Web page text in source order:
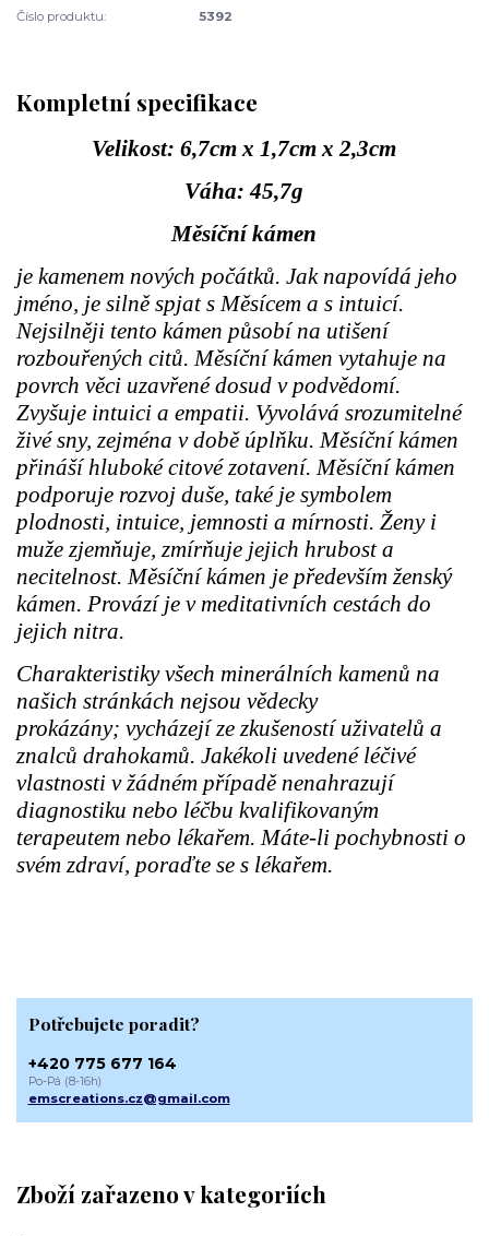
Číslo produktu: 5392
Kompletní specifikace
Velikost: 6,7cm x 1,7cm x 2,3cm
Váha: 45,7g
Měsíční kámen
je kamenem nových počátků. Jak napovídá jeho
jméno, je silně spjat s Měsícem a s intuicí.
Nejsilněji tento kámen působí na utišení
rozbouřených citů. Měsíční kámen vytahuje na
povrch věci uzavřené dosud v podvědomí.
Zvyšuje intuici a empatii. Vyvolává srozumitelné
živé sny, zejména v době úplňku. Měsíční kámen
přináší hluboké citové zotavení. Měsíční kámen
podporuje rozvoj duše, také je symbolem
plodnosti, intuice, jemnosti a mírnosti. Ženy i
muže zjemňuje, zmírňuje jejich hrubost a
necitelnost. Měsíční kámen je především ženský
kámen. Provází je v meditativních cestách do
jejich nitra.
Charakteristiky všech minerálních kamenů na
našich stránkách nejsou vědecky
prokázány; vycházejí ze zkušeností uživatelů a
znalců drahokamů. Jakékoli uvedené léčivé
vlastnosti v žádném případě nenahrazují
diagnostiku nebo léčbu kvalifikovaným
terapeutem nebo lékařem. Máte-li pochybnosti o
svém zdraví, poraďte se s lékařem.
Zboží zařazeno v kategoriích
Potřebujete poradit?
+420 775 677 164
Po-Pá (8-16h)
emscreations.cz@gmail.com